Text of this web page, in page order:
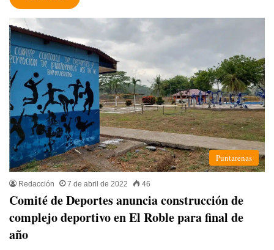
Puntarenas
Redacción 7 de abril de 2022 46
Comité de Deportes anuncia construcción de
complejo deportivo en El Roble para final de
año